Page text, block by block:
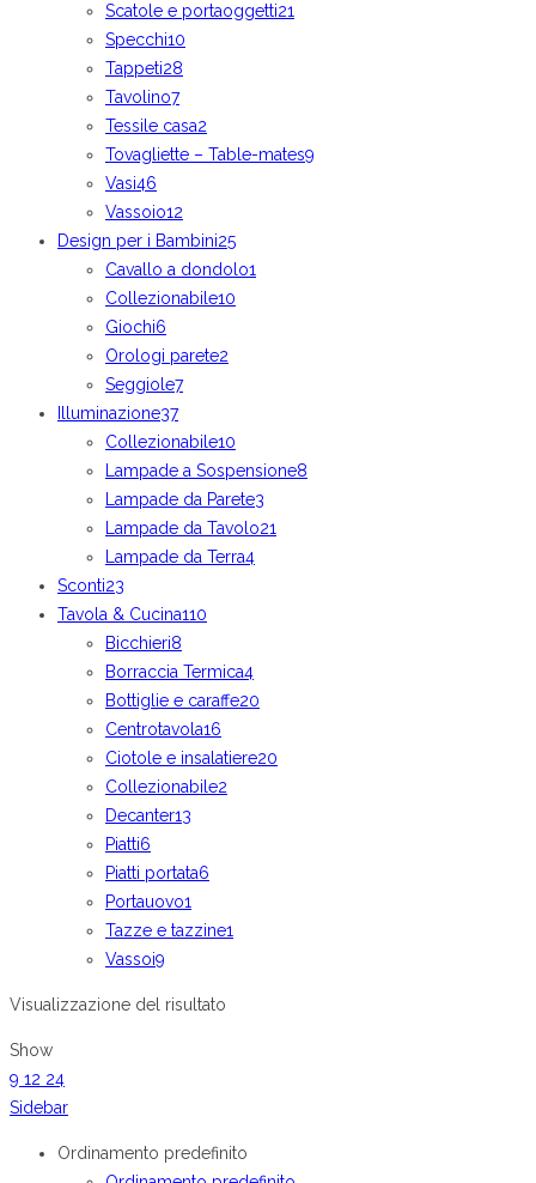
Scatole e portaoggetti21
Specchi10
Tappeti28
Tavolino7
Tessile casa2
Tovagliette – Table-mates9
Vasi46
Vassoio12
Design per i Bambini25
Cavallo a dondolo1
Collezionabile10
Giochi6
Orologi parete2
Seggiole7
Illuminazione37
Collezionabile10
Lampade a Sospensione8
Lampade da Parete3
Lampade da Tavolo21
Lampade da Terra4
Sconti23
Tavola & Cucina110
Bicchieri8
Borraccia Termica4
Bottiglie e caraffe20
Centrotavola16
Ciotole e insalatiere20
Collezionabile2
Decanter13
Piatti6
Piatti portata6
Portauovo1
Tazze e tazzine1
Vassoi9
Visualizzazione del risultato
Show
9 12 24
Sidebar
Ordinamento predefinito